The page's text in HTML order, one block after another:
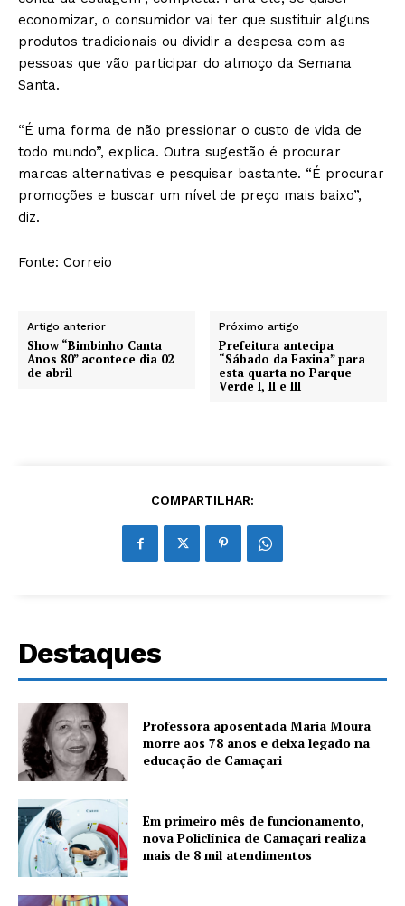
economizar, o consumidor vai ter que sustituir alguns
produtos tradicionais ou dividir a despesa com as
pessoas que vão participar do almoço da Semana
Santa.
“É uma forma de não pressionar o custo de vida de
todo mundo”, explica. Outra sugestão é procurar
marcas alternativas e pesquisar bastante. “É procurar
promoções e buscar um nível de preço mais baixo”,
diz.
Fonte: Correio
Artigo anterior
Show “Bimbinho Canta
Anos 80” acontece dia 02
de abril
Próximo artigo
Prefeitura antecipa
“Sábado da Faxina” para
esta quarta no Parque
Verde I, II e III
COMPARTILHAR:
Destaques
Professora aposentada Maria Moura
morre aos 78 anos e deixa legado na
educação de Camaçari
Em primeiro mês de funcionamento,
nova Policlínica de Camaçari realiza
mais de 8 mil atendimentos